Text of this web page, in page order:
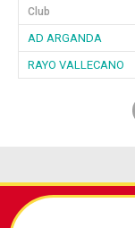
Club
AD ARGANDA
RAYO VALLECANO